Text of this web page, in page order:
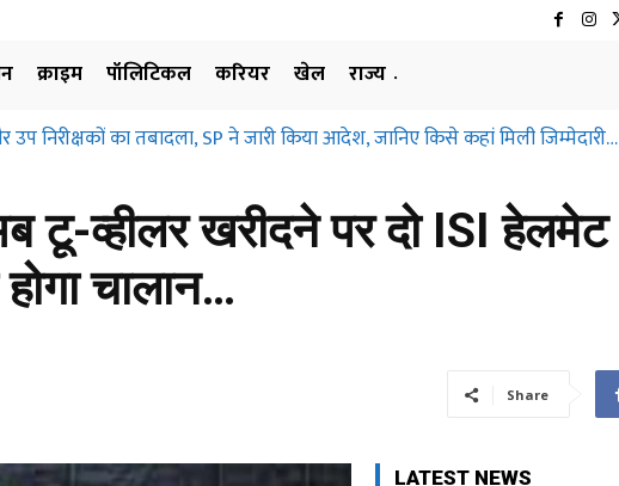
क्राइम पॉलिटिकल करियर खेल
राज्य
उप निरीक्षकों का तबादला, SP ने जारी किया आदेश, जानिए किसे कहां मिली जिम्मेदारी…
टू-व्हीलर खरीदने पर दो ISI हेलमेट
चालान…
Share
LATEST NEWS